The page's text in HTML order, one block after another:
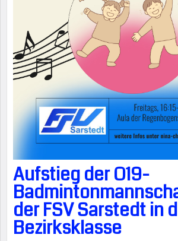
Aufstieg der O19-
der FSV Sarstedt in
Bezirksklasse